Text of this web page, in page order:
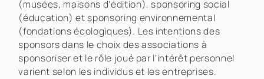
(musées, maisons d'édition), sponsoring social
(éducation) et sponsoring environnemental
(fondations écologiques). Les intentions des
sponsors dans le choix des associations à
sponsoriser et le rôle joué par l'intérêt personnel
varient selon les individus et les entreprises.